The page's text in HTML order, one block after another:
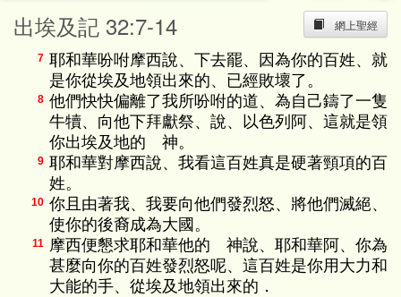
網上聖經
出埃及記 32:7-14
7 耶和華吩咐摩西說、下去罷、因為你的百姓、就
是你從埃及地領出來的、已經敗壞了。
8 他們快快偏離了我所吩咐的道、為自己鑄了一隻
牛犢、向他下拜獻祭、說、以色列阿、這就是領
你出埃及地的 神。
9 耶和華對摩西說、我看這百姓真是硬著頸項的百
姓。
10 你且由著我、我要向他們發烈怒、將他們滅絕、
使你的後裔成為大國。
11 摩西便懇求耶和華他的 神說、耶和華阿、你為
甚麼向你的百姓發烈怒呢、這百姓是你用大力和
大能的手、從埃及地領出來的．